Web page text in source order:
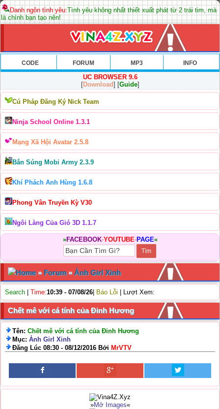
Danh ngôn tình yêu:Tình yêu không nhất thiết xuất phát từ 2 trái tim, mà
là chính bạn tạo nên!
CODE FORUM MP3 INFO
UC BROWSER 9.6
[Download] [Guide]
Cú Pháp Đăng Ký Nick Team
Ninja School Online 1.3.1
Mạng Xã Hội Avatar 2.5.8
Bắn Súng Mobi Army 2.3.9
Khí Phách Anh Hùng 1.6.8
Phong Vân Truyền Kỳ V30
Ngôi Làng Của Gió 3D 1.1.7
»FACEBOOK-YOUTUBE-PAGE«
Home» Forum»Ảnh Girl Xinh
Search Time:10:39 - 07/08/26 Báo Lỗi | Lượt Xem:
Chết mê với cá tính của Đinh Hương
Tên: Chết mê với cá tính của Đinh Hương
Mục: Ảnh Girl Xinh
Đăng Lúc 08:30 - 08/12/2016 Bởi MrVTV
»Mở Images«